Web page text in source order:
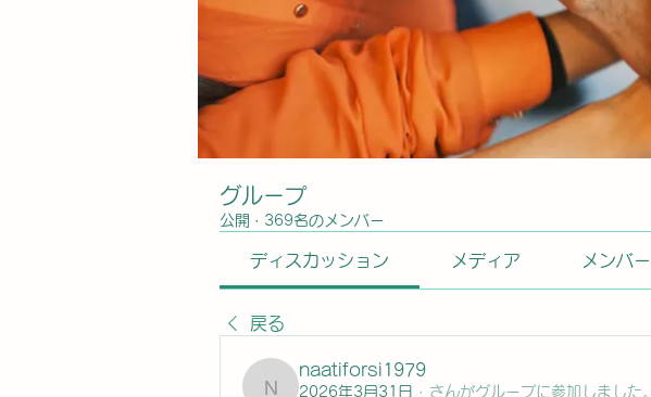
グループ
公開 · 369名のメンバー
ディスカッション メディア メンバー
戻る
naatiforsi1979
2026年3月31日 · さんがグループに参加しました。